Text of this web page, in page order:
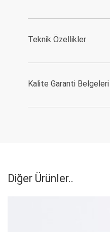
Teknik Özellikler
Kalite Garanti Belgeleri
Diğer Ürünler..